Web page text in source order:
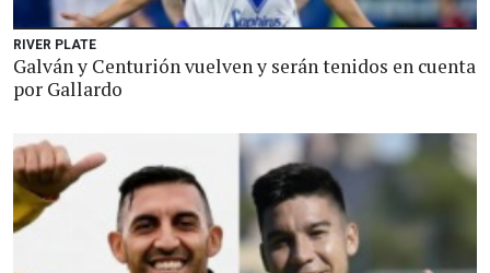
RIVER PLATE
Galván y Centurión vuelven y serán tenidos en cuenta
por Gallardo